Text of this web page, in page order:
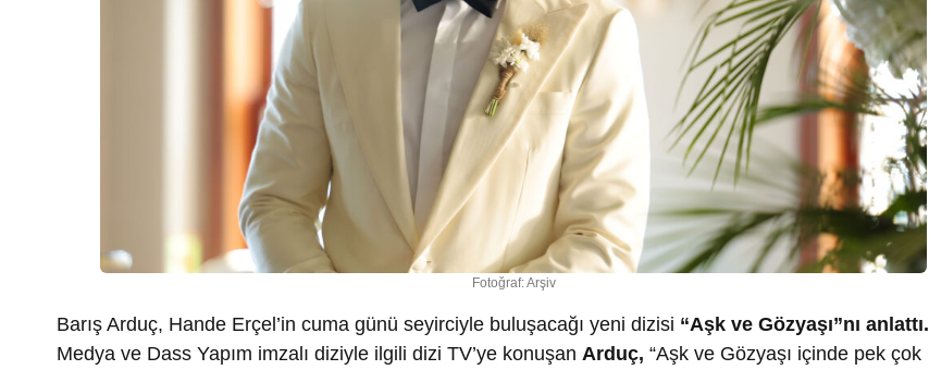
Fotoğraf: Arşiv
Barış Arduç, Hande Erçel’in cuma günü seyirciyle buluşacağı yeni dizisi “Aşk ve Gözyaşı”nı anlattı.
Medya ve Dass Yapım imzalı diziyle ilgili dizi TV’ye konuşan Arduç, “Aşk ve Gözyaşı içinde pek çok